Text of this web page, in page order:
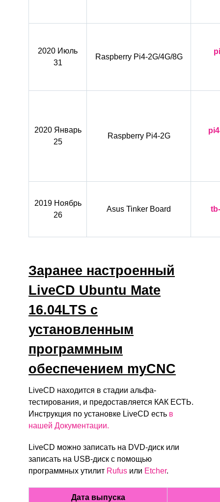
2020 Июль
31
Raspberry Pi4-2G/4G/8G
2020 Январь
25
Raspberry Pi4-2G
2019 Ноябрь
26
Asus Tinker Board
Заранее настроенный
LiveCD Ubuntu Mate
16.04LTS с
установленным
программным
обеспечением myCNC
LiveCD находится в стадии альфа-
тестирования, и предоставляется КАК ЕСТЬ.
Инструкция по установке LiveCD есть в
нашей Документации.
LiveCD можно записать на DVD-диск или
записать на USB-диск с помощью
программных утилит Rufus или Etcher.
Дата выпуска